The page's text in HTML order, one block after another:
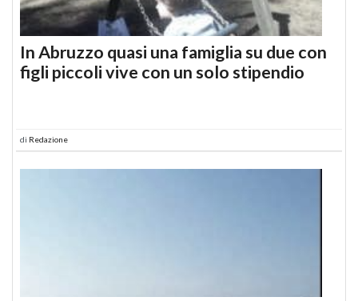
In Abruzzo quasi una famiglia su due con
figli piccoli vive con un solo stipendio
di Redazione